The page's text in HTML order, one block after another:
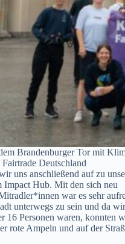
Brandenburger Tor mit
Deutschland
uns anschließend auf zu
Impact Hub. Mit den sich neu
war es sehr
unterwegs zu sein und da wir
16 Personen waren, konnten
rote Ampeln und auf der